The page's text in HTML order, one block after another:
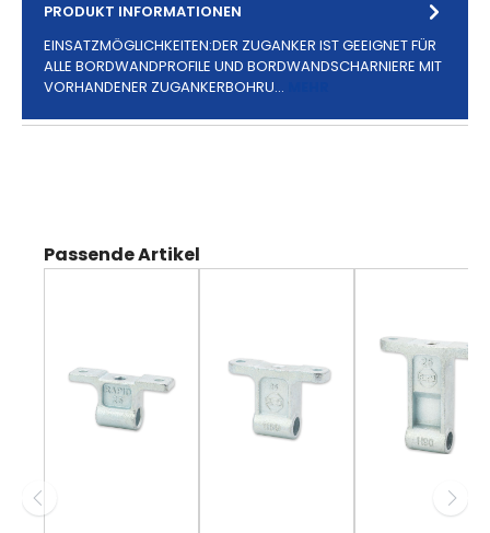
PRODUKT INFORMATIONEN
EINSATZMÖGLICHKEITEN:DER ZUGANKER IST GEEIGNET FÜR
ALLE BORDWANDPROFILE UND BORDWANDSCHARNIERE MIT
VORHANDENER ZUGANKERBOHRU…
Produktgalerie überspringen
Passende Artikel